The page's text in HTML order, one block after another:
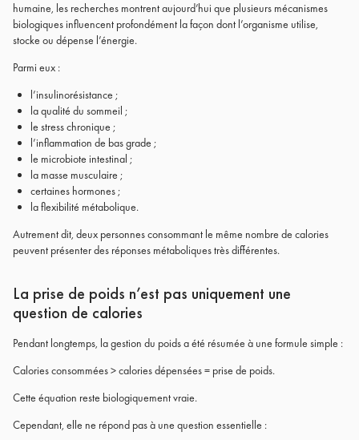
humaine, les recherches montrent aujourd’hui que plusieurs mécanismes
biologiques influencent profondément la façon dont l’organisme utilise,
stocke ou dépense l’énergie.
Parmi eux :
l’insulinorésistance ;
la qualité du sommeil ;
le stress chronique ;
l’inflammation de bas grade ;
le microbiote intestinal ;
la masse musculaire ;
certaines hormones ;
la flexibilité métabolique.
Autrement dit, deux personnes consommant le même nombre de calories
peuvent présenter des réponses métaboliques très différentes.
La prise de poids n’est pas uniquement une
question de calories
Pendant longtemps, la gestion du poids a été résumée à une formule simple :
Calories consommées > calories dépensées = prise de poids.
Cette équation reste biologiquement vraie.
Cependant, elle ne répond pas à une question essentielle :